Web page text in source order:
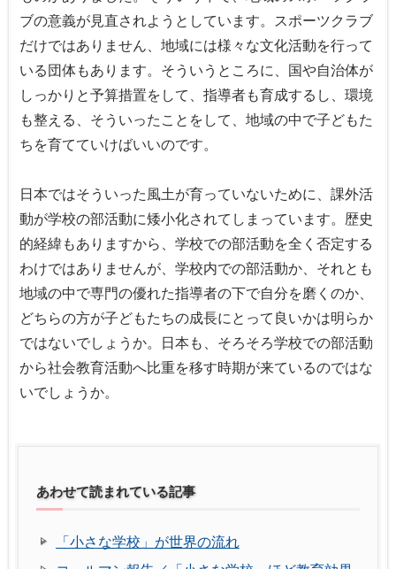
ブの意義が見直されようとしています。スポーツクラブ
だけではありません、地域には様々な文化活動を行って
いる団体もあります。そういうところに、国や自治体が
しっかりと予算措置をして、指導者も育成するし、環境
も整える、そういったことをして、地域の中で子どもた
ちを育てていけばいいのです。
日本ではそういった風土が育っていないために、課外活
動が学校の部活動に矮小化されてしまっています。歴史
的経緯もありますから、学校での部活動を全く否定する
わけではありませんが、学校内での部活動か、それとも
地域の中で専門の優れた指導者の下で自分を磨くのか、
どちらの方が子どもたちの成長にとって良いかは明らか
ではないでしょうか。日本も、そろそろ学校での部活動
から社会教育活動へ比重を移す時期が来ているのではな
いでしょうか。
あわせて読まれている記事
「小さな学校」が世界の流れ